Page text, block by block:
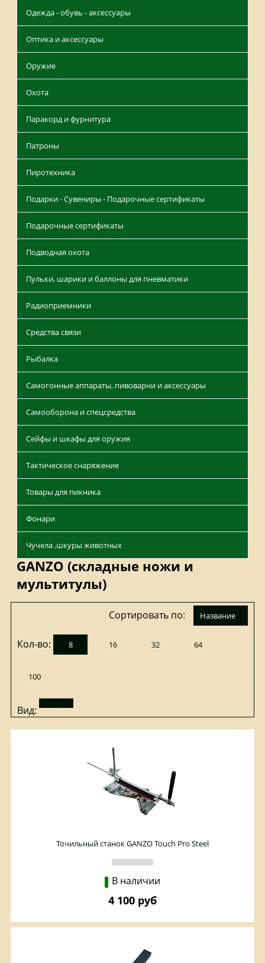
Одежда - обувь - аксессуары
Оптика и аксессуары
Оружие
Охота
Паракорд и фурнитура
Патроны
Пиротехника
Подарки - Сувениры - Подарочные сертификаты
Подарочные сертификаты
Подводная охота
Пульки, шарики и баллоны для пневматики
Радиоприемники
Средства связи
Рыбалка
Самогонные аппараты, пивоварни и аксессуары
Самооборона и спецсредства
Сейфы и шкафы для оружия
Тактическое снаряжение
Товары для пикника
Фонари
Чучела ,шкуры животных
GANZO (складные ножи и
мультитулы)
Сортировать по: название
Кол-во: 8 16 32 64
100
Вид:
Точильный станок GANZO Touch Pro Steel
В наличии
4 100 руб